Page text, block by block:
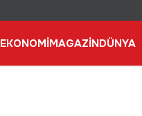
EKONOMİMAGAZİNDÜNYA